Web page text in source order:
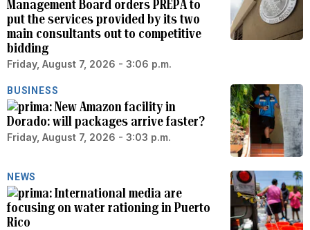
Management Board orders PREPA to
put the services provided by its two
main consultants out to competitive
bidding
Friday, August 7, 2026 - 3:06 p.m.
BUSINESS
New Amazon facility in
Dorado: will packages arrive faster?
Friday, August 7, 2026 - 3:03 p.m.
NEWS
International media are
focusing on water rationing in Puerto
Rico